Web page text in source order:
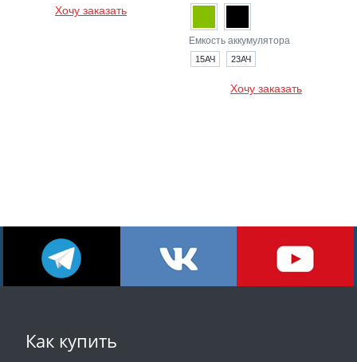
Хочу заказать
Емкость аккумулятора
15АЧ 23АЧ
Хочу заказать
Как купить